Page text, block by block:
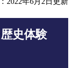
史体験